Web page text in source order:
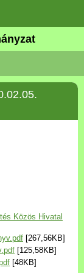
Közös Hivatal
[267,56KB]
[125,58KB]
[48KB]